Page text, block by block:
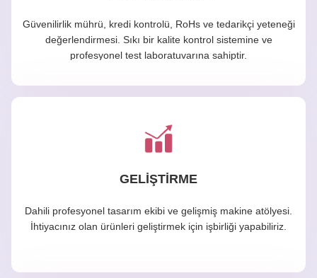
Güvenilirlik mührü, kredi kontrolü, RoHs ve tedarikçi yeteneği
değerlendirmesi. Sıkı bir kalite kontrol sistemine ve
profesyonel test laboratuvarına sahiptir.
GELİŞTİRME
Dahili profesyonel tasarım ekibi ve gelişmiş makine atölyesi.
İhtiyacınız olan ürünleri geliştirmek için işbirliği yapabiliriz.